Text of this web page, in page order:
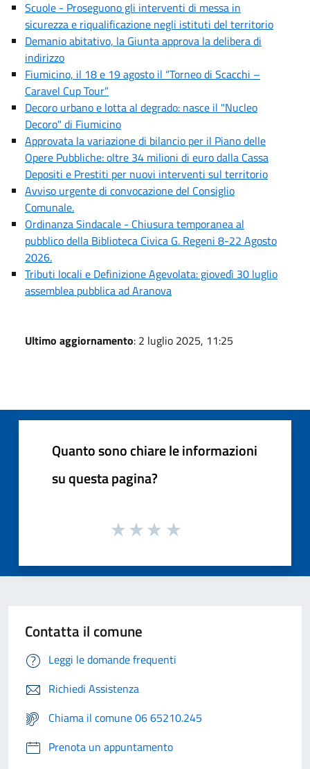
Scuole - Proseguono gli interventi di messa in
sicurezza e riqualificazione negli istituti del territorio
Demanio abitativo, la Giunta approva la delibera di
indirizzo
Fiumicino, il 18 e 19 agosto il “Torneo di Scacchi –
Caravel Cup Tour”
Decoro urbano e lotta al degrado: nasce il "Nucleo
Decoro" di Fiumicino
Approvata la variazione di bilancio per il Piano delle
Opere Pubbliche: oltre 34 milioni di euro dalla Cassa
Depositi e Prestiti per nuovi interventi sul territorio
Avviso urgente di convocazione del Consiglio
Comunale.
Ordinanza Sindacale - Chiusura temporanea al
pubblico della Biblioteca Civica G. Regeni 8-22 Agosto
2026.
Tributi locali e Definizione Agevolata: giovedì 30 luglio
assemblea pubblica ad Aranova
Ultimo aggiornamento: 2 luglio 2025, 11:25
Quanto sono chiare le informazioni
su questa pagina?
Contatta il comune
Leggi le domande frequenti
Richiedi Assistenza
Chiama il comune 06 65210.245
Prenota un appuntamento